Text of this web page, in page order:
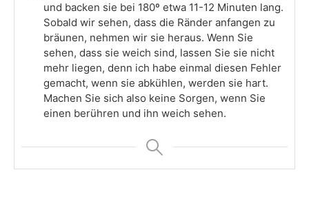
und backen sie bei 180º etwa 11-12 Minuten lang.
Sobald wir sehen, dass die Ränder anfangen zu
bräunen, nehmen wir sie heraus. Wenn Sie
sehen, dass sie weich sind, lassen Sie sie nicht
mehr liegen, denn ich habe einmal diesen Fehler
gemacht, wenn sie abkühlen, werden sie hart.
Machen Sie sich also keine Sorgen, wenn Sie
einen berühren und ihn weich sehen.